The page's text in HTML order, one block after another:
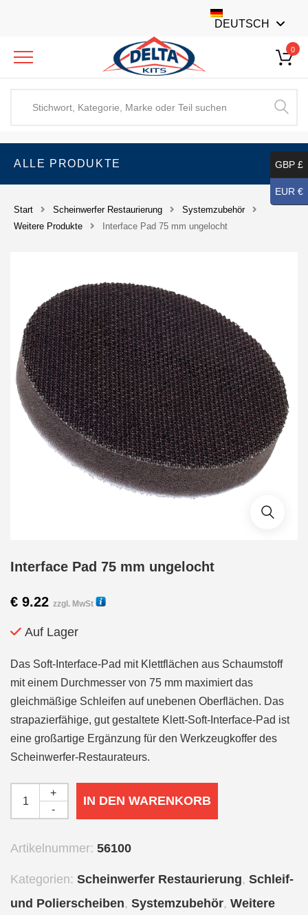
DEUTSCH
0
ALLE PRODUKTE
Start Scheinwerfer Restaurierung
Systemzubehör
Weitere Produkte
Interface Pad 75 mm ungelocht
Interface Pad 75 mm ungelocht
€ 9.22 zzgl. MwSt
Auf Lager
Das Soft-Interface-Pad mit Klettflächen aus Schaumstoff
mit einem Durchmesser von 75 mm maximiert das
gleichmäßige Schleifen auf unebenen Oberflächen. Das
strapazierfähige, gut gestaltete Klett-Soft-Interface-Pad ist
eine großartige Ergänzung für den Werkzeugkoffer des
Scheinwerfer-Restaurateurs.
-
+
IN DEN WARENKORB
Artikelnummer: 56100
Kategorien: Scheinwerfer Restaurierung, Schleif-
und Polierscheiben, Systemzubehör, Weitere
GBP £
EUR €